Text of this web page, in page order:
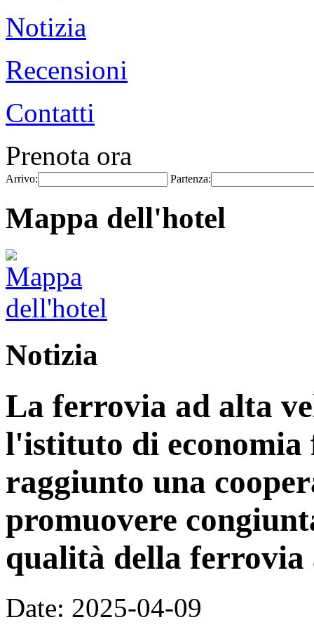
Notizia
Recensioni
Contatti
Prenota ora
Arrivo: Partenza:
Mappa dell'hotel
Notizia
La ferrovia ad alta
l'istituto di economia
raggiunto una
promuovere
qualità della ferrovia
Date: 2025-04-09